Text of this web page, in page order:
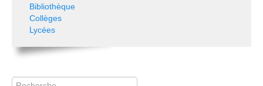
Bibliothèque
Collèges
Lycées
Rechercher